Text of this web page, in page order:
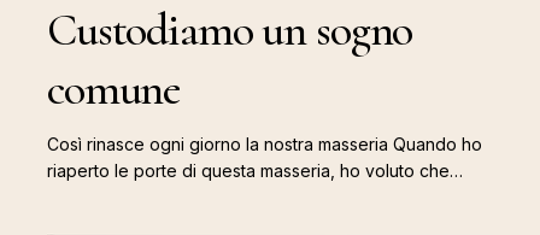
Custodiamo un sogno
comune
Così rinasce ogni giorno la nostra masseria Quando ho
riaperto le porte di questa masseria, ho voluto che…